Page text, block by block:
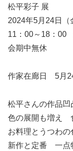
松平彩子 展
2024年5月24日（
11：00～18：00
会期中無休
作家在廊日 5月
松平さんの作品
色の展開も増え
お料理とうつわ
新作と定番 一点